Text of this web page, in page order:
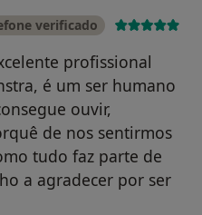
verificado
profissional
é um ser humano
ouvir,
de nos sentirmos
tudo faz parte de
a agradecer por ser